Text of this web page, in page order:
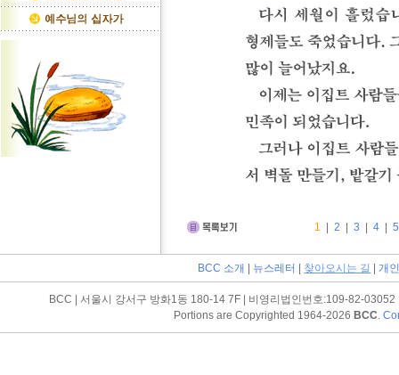
1 |2 |3 |4 |5
BCC 소개 뉴스레터 찾아오시는 길 |개
BCC | 서울시 강서구 방화1동 180-14 7F | 비영리법인번호:109-82-
Portions are Copyrighted 1964-2026 BCC.